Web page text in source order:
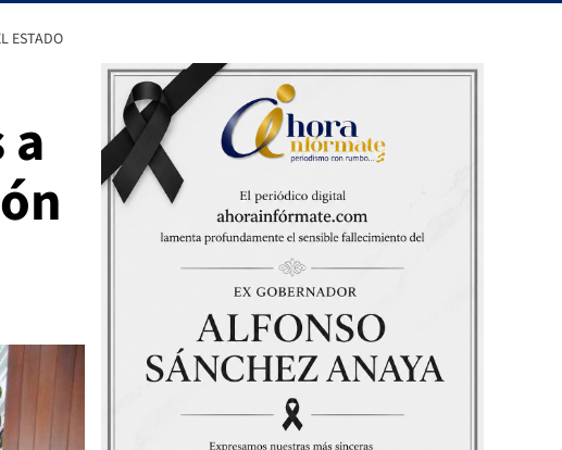
ESTADO